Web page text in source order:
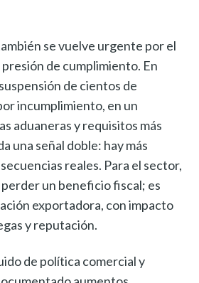
se vuelve urgente por el
de cumplimiento. En
de cientos de
incumplimiento, en un
aduaneras y requisitos más
una señal doble: hay más
reales. Para el sector,
un beneficio fiscal; es
exportadora, con impacto
y reputación.
de política comercial y